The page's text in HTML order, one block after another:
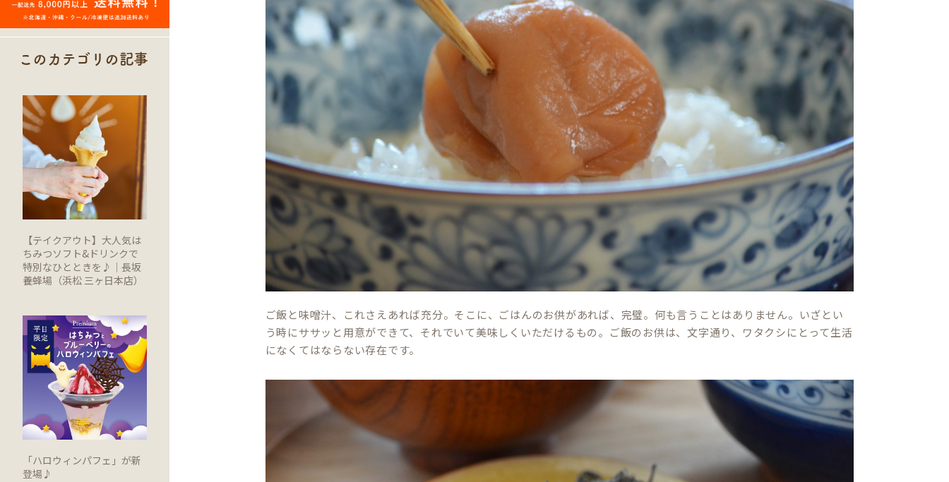
このカテゴリの記事
【テイクアウト】大人気は
ちみつソフト&ドリンクで
特別なひとときを♪｜長坂
養蜂場（浜松 三ヶ日本店）
「ハロウィンパフェ」が新
登場♪
ご飯と味噌汁、これさえあれば充分。そこに、ごはんのお供があれば、完璧。何も言うことはありません。いざとい
う時にササッと用意ができて、それでいて美味しくいただけるもの。ご飯のお供は、文字通り、ワタクシにとって生活
になくてはならない存在です。